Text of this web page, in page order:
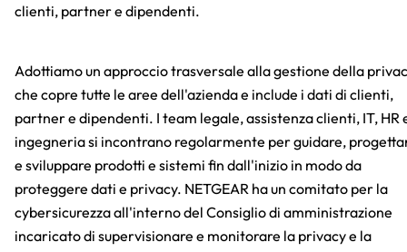
clienti, partner e dipendenti.
Adottiamo un approccio trasversale alla gestione della
che copre tutte le aree dell'azienda e include i dati di clienti,
partner e dipendenti. I team legale, assistenza clienti, IT, HR
ingegneria si incontrano regolarmente per guidare,
e sviluppare prodotti e sistemi fin dall'inizio in modo da
proteggere dati e privacy. NETGEAR ha un comitato per la
cybersicurezza all'interno del Consiglio di amministrazione
incaricato di supervisionare e monitorare la privacy e la